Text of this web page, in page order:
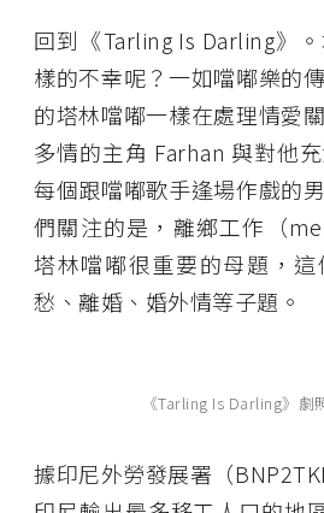
回到《Tarling Is Darling》
樣的不幸呢？一如噹嘟樂的
的塔林噹嘟一樣在處理情愛
多情的主角 Farhan 與對他
每個跟噹嘟歌手逢場作戲的
們關注的是，離鄉工作（
塔林噹嘟很重要的母題，
愁、離婚、婚外情等子題。
《Tarling Is Darling》劇
據印尼外勞發展署（